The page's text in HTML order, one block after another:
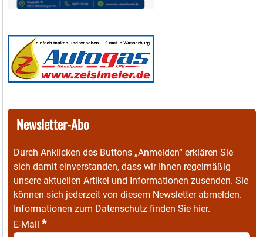
Newsletter-Abo
Durch Anklicken des Buttons „Anmelden“ erklären Sie
sich damit einverstanden, dass wir Ihnen regelmäßig
unsere aktuellen Artikel und Informationen zusenden. Sie
können sich jederzeit von diesem Newsletter abmelden.
Informationen zum Datenschutz finden Sie hier.
E-Mail *